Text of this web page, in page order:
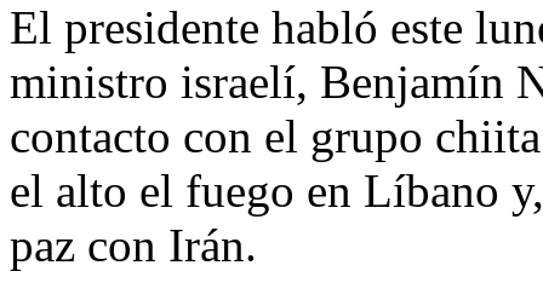
El presidente habló este
ministro israelí, Benjamín
contacto con el grupo
el alto el fuego en Líbano
paz con Irán.